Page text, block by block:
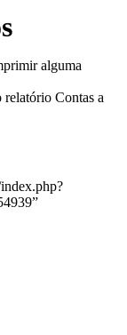
alguma
Contas a
”